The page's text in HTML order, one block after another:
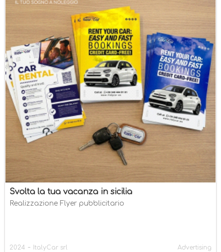
Svolta la tua vacanza in sicilia
Realizzazione Flyer pubblicitario
2024 - ItalyCar srl Advertising